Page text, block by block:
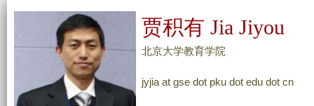
贾积有 Jia Jiyou
北京大学教育学院
jyjia at gse dot pku dot edu dot cn